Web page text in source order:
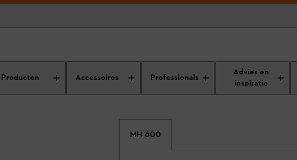
Producten Accessoires Professionals
Advies en
inspiratie
MH 600